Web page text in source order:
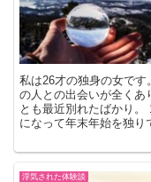
私は26才の独身の女で
の人との出会いが全くあ
とも最近別れたばかり
になって年末年始を独り
浮気された体験談